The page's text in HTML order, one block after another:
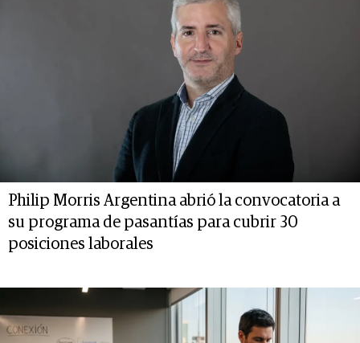
Philip Morris Argentina abrió la convocatoria a
su programa de pasantías para cubrir 30
posiciones laborales